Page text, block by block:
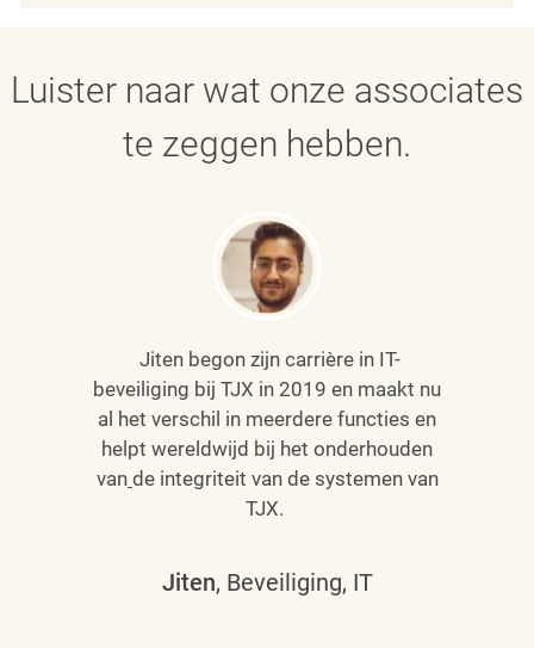
Luister naar wat onze associates
te zeggen hebben.
Jiten begon zijn carrière in IT-
beveiliging bij TJX in 2019 en maakt nu
al het verschil in meerdere functies en
helpt wereldwijd bij het onderhouden
van de integriteit van de systemen van
TJX.
Jiten, Beveiliging, IT